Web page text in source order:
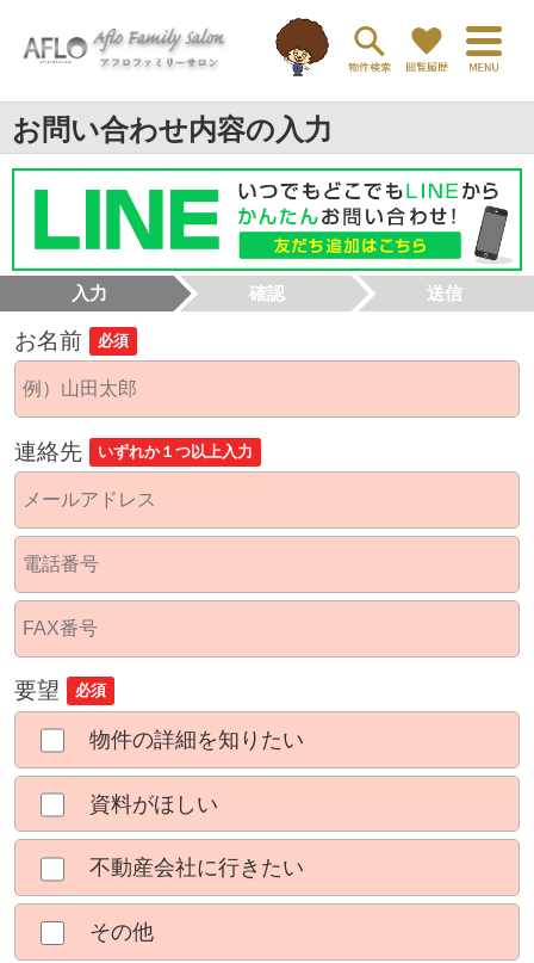
お問い合わせ内容の入力
入力 確認 送信
お名前 必須
連絡先 いずれか１つ以上入力
要望 必須
物件の詳細を知りたい
資料がほしい
不動産会社に行きたい
その他